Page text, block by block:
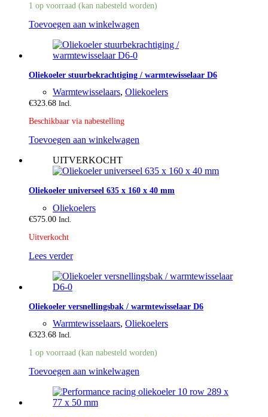
1 op voorraad (kan nabesteld worden)
Toevoegen aan winkelwagen
Oliekoeler stuurbekrachtiging / warmtewisselaar D6
Warmtewisselaars, Oliekoelers
€323.68 Incl.
Beschikbaar via nabestelling
Toevoegen aan winkelwagen
UITVERKOCHT
Oliekoeler universeel 635 x 160 x 40 mm
Oliekoelers
€575.00 Incl.
Uitverkocht
Lees verder
Oliekoeler versnellingsbak / warmtewisselaar D6
Warmtewisselaars, Oliekoelers
€323.68 Incl.
1 op voorraad (kan nabesteld worden)
Toevoegen aan winkelwagen